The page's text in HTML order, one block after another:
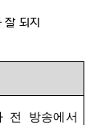
잘 되지
전 방송에서